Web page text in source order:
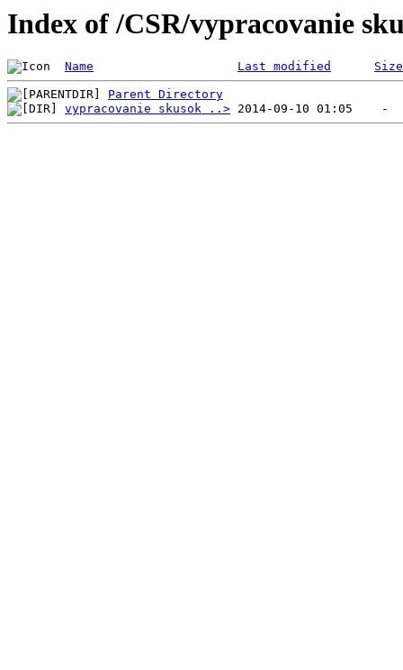
Index of /CSR/vypracovanie
Name Last modified Size
Parent Directory
vypracovanie skusok ..>